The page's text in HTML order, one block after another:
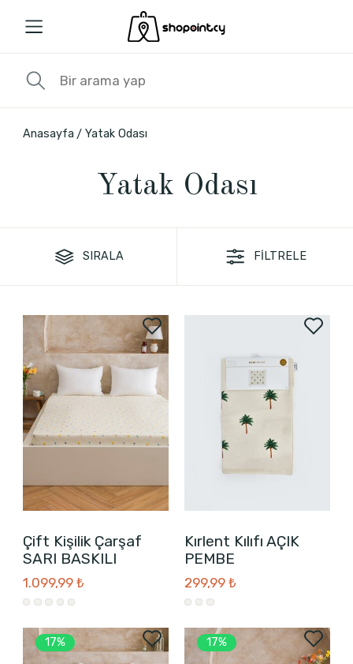
Anasayfa Yatak Odası
Yatak Odası
SIRALA FİLTRELE
Çift Kişilik Çarşaf
SARI BASKILI
1.099,99 ₺
Kırlent Kılıfı AÇIK
PEMBE
299,99 ₺
17% 17%